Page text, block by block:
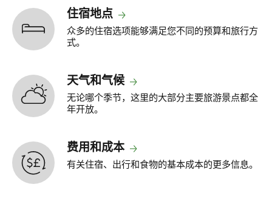
住宿地点
众多的住宿选项能够满足您不同的预算和旅行方
式。
天气和气候
无论哪个季节，这里的大部分主要旅游景点都全
年开放。
费用和成本
有关住宿、出行和食物的基本成本的更多信息。